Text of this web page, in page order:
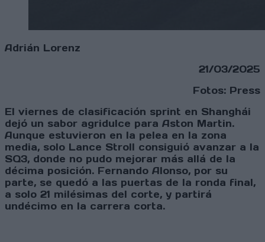
Adrián Lorenz
21/03/2025
Fotos: Press
El viernes de clasificación sprint en Shanghái
dejó un sabor agridulce para Aston Martin.
Aunque estuvieron en la pelea en la zona
media, solo Lance Stroll consiguió avanzar a la
SQ3, donde no pudo mejorar más allá de la
décima posición. Fernando Alonso, por su
parte, se quedó a las puertas de la ronda final,
a solo 21 milésimas del corte, y partirá
undécimo en la carrera corta.